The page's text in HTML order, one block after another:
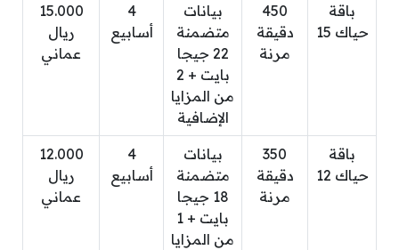
باقة
حياك 15
450
دقيقة
مرنة
بيانات
متضمنة
22 جيجا
بايت + 2
من المزايا
الإضافية
4
أسابيع
15.000
ريال
عماني
باقة
حياك 12
350
دقيقة
مرنة
بيانات
متضمنة
18 جيجا
بايت + 1
من المزايا
4
أسابيع
12.000
ريال
عماني